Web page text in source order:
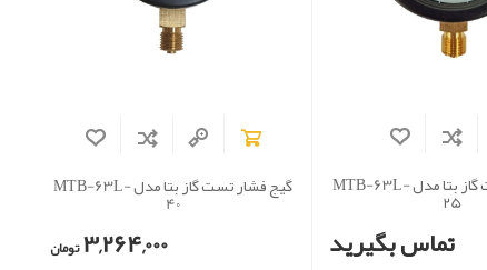
گیج فشار تست گاز بتا مدل MTB-63L-
25
تماس بگیرید
گیج فشار تست گاز بتا مدل MTB-63L-
40
3,264,000تومان